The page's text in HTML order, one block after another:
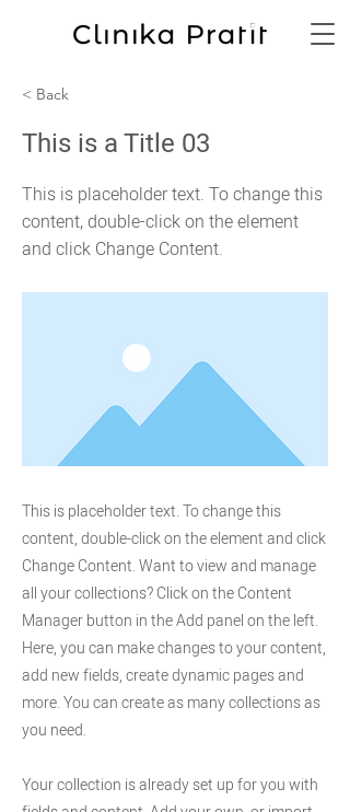
< Back
This is a Title 03
This is placeholder text. To change this
content, double-click on the element
and click Change Content.
This is placeholder text. To change this
content, double-click on the element and click
Change Content. Want to view and manage
all your collections? Click on the Content
Manager button in the Add panel on the left.
Here, you can make changes to your content,
add new fields, create dynamic pages and
more. You can create as many collections as
you need.
Your collection is already set up for you with